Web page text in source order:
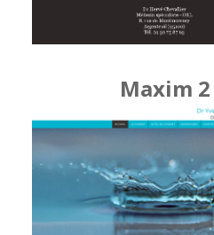
Maxim 2